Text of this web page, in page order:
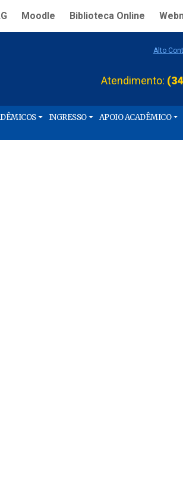
Moodle Biblioteca Online
Alto
Atendimento:
INGRESSO APOIO ACADÊMICO